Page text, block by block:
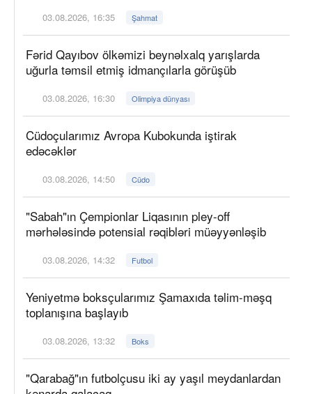
03.08.2026, 16:35 Şahmat
Fərid Qayıbov ölkəmizi beynəlxalq yarışlarda
uğurla təmsil etmiş idmançılarla görüşüb
03.08.2026, 16:30 Olimpiya dünyası
Cüdoçularımız Avropa Kubokunda iştirak
edəcəklər
03.08.2026, 14:50 Cüdo
"Sabah"ın Çempionlar Liqasının pley-off
mərhələsində potensial rəqibləri müəyyənləşib
03.08.2026, 14:32 Futbol
Yeniyetmə boksçularımız Şamaxıda təlim-məşq
toplanışına başlayıb
03.08.2026, 13:32 Boks
"Qarabağ"ın futbolçusu iki ay yaşıl meydanlardan